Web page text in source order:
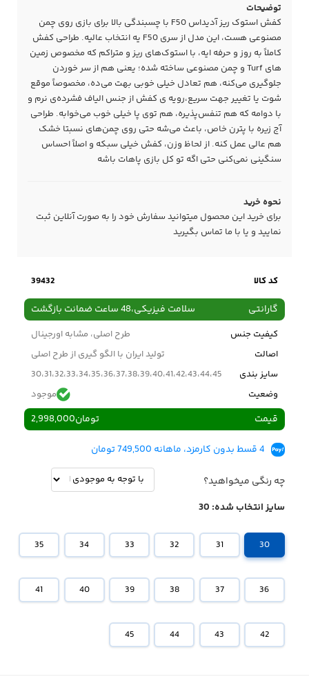
توضیحات
کفش استوک ریز آدیداس F50 با چسبندگی بالا برای بازی روی چمن
مصنوعی هست، این مدل از سری F50 یه انتخاب عالیه. طراحی کفش
کاملاً به‌ روز و حرفه‌ ایه، با استوک‌های ریز و متراکم که مخصوص زمین‌
های Turf و چمن مصنوعی ساخته شده؛ یعنی هم از سر خوردن
جلوگیری می‌کنه، هم تعادل خیلی خوبی بهت می‌ده، مخصوصاً موقع
شوت یا تغییر جهت سریع،رویه‌ ی کفش از جنس الیاف فشرده‌ی نرم و
با دوامه که هم تنفس‌پذیره، هم توی پا خیلی خوب می‌خوابه. طراحی
آج زیره با پترن خاص، باعث می‌شه حتی روی چمن‌های نسبتا خشک
هم عالی عمل کنه. از لحاظ وزن، کفش خیلی سبکه و اصلاً احساس
سنگینی نمی‌کنی حتی اگه تو کل بازی پاهات باشه
نحوه خرید
برای خرید این محصول میتوانید سفارش خود را به صورت آنلاین ثبت
نمایید و یا با ما تماس بگیرید
کد کالا 39432
گارانتی سلامت فیزیکی،48 ساعت ضمانت بازگشت
کیفیت جنس
طرح اصلی، مشابه اورجینال
اصالت
تولید ایران با الگو گیری از طرح اصلی
سایز بندی
30،31،32،33،34،35،36،37،38،39،40،41،42،43،44،45
وضعیت
موجود
قیمت 2,998,000تومان
4 قسط بدون کارمزد، ماهانه 749,500 تومان
چه رنگی میخواهید؟
سایز انتخاب شده: 30
30
31
32
33
34
35
36
37
38
39
40
41
42
43
44
45